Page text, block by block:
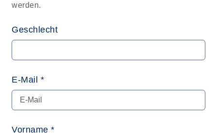
werden.
Geschlecht
E-Mail *
Vorname *